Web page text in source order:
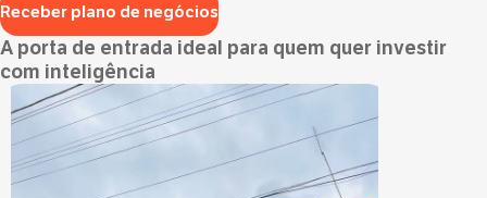
Receber plano de negócios
A porta de entrada ideal para quem quer investir
com inteligência